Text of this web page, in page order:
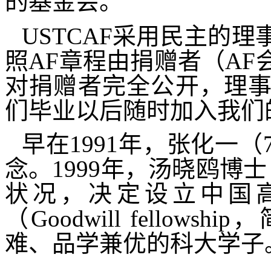
USTCAF采用民主的理
照AF章程由捐赠者（AF
对捐赠者完全公开，理
们毕业以后随时加入我
早在1991年，张化一（
念。 1999年，汤晓鸥博
状况，决定设立中国
（ Goodwill fellowship ，
难、品学兼优的科大学子